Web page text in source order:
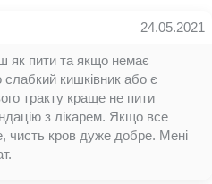
24.05.2021
як пити та якщо немає
кишківник або є
тракту краще не пити
з лікарем. Якщо все
чисть кров дуже добре. Мені